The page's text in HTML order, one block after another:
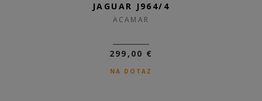
JAGUAR J964/4
ACAMAR
299,00 €
NA DOTAZ
JAGUAR J964/3
ACAMAR
299,00 €
SKLADOM